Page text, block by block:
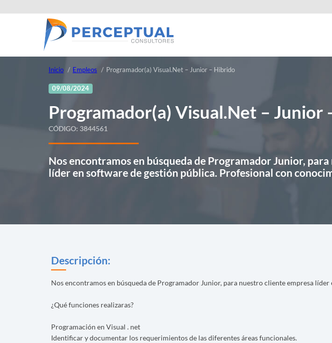
Inicio Empleos Programador(a) Visual.Net – Junior – Hibrido
09/08/2024
Programador(a) Visual.Net – Junior
CÓDIGO: 3844561
Nos encontramos en búsqueda de Programador Junior,
líder en software de gestión pública. Profesional con
Descripción:
Nos encontramos en búsqueda de Programador Junior, para nuestro cliente empresa
¿Qué funciones realizaras?
Programación en Visual . net
Identificar y documentar los requerimientos de las diferentes áreas funcionales.